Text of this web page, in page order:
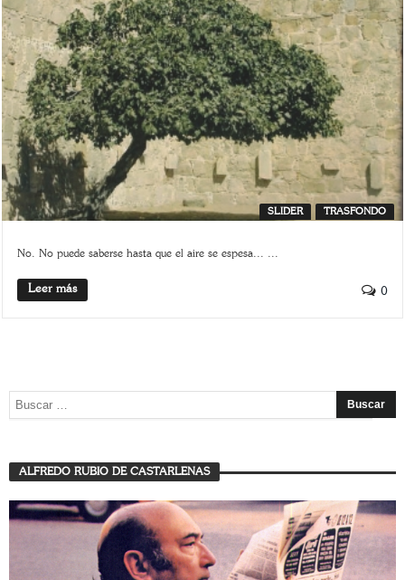
SLIDER TRASFONDO
No. No puede saberse hasta que el aire se espesa... ...
Leer más 0
ALFREDO RUBIO DE CASTARLENAS